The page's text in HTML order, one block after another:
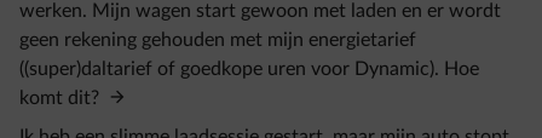
werken. Mijn wagen start gewoon met laden en er wordt
geen rekening gehouden met mijn energietarief
((super)daltarief of goedkope uren voor Dynamic). Hoe
komt dit?